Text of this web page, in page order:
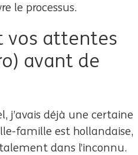
le processus.
vos attentes
avant de
j’avais déjà une certaine
famille est hollandaise,
dans l’inconnu.